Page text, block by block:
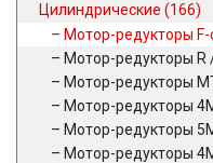
Цилиндрические (166)
Мотор-редукторы F-
Мотор-редукторы R
Мотор-редукторы
Мотор-редукторы
Мотор-редукторы
Мотор-редукторы